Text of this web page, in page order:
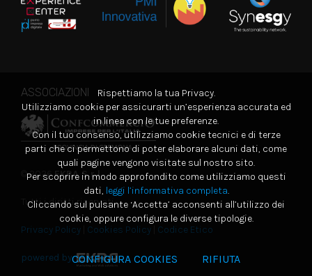
ASSOCIAZIONI
© 2026EKRA S.r.l.
Tutti i diritti riservati
Privacy Policy Cookies Policy Codice Etico
powered by
Rispettiamo la tua Privacy.
Utilizziamo cookie per assicurarti un’esperienza accurata ed
in linea con le tue preferenze.
Con il tuo consenso, utilizziamo cookie tecnici e di terze
parti che ci permettono di poter elaborare alcuni dati, come
quali pagine vengono visitate sul nostro sito.
Per scoprire in modo approfondito come utilizziamo questi
dati, leggi l’informativa completa.
Cliccando sul pulsante ‘Accetta’ acconsenti all’utilizzo dei
cookie, oppure configura le diverse tipologie.
CONFIGURA COOKIES RIFIUTA